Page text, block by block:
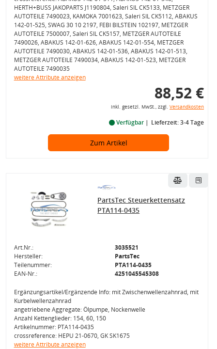
HERTH+BUSS JAKOPARTS J1190804, Saleri SIL CK5133, METZGER
AUTOTEILE 7490023, KAMOKA 7001623, Saleri SIL CK5112, ABAKUS
142-01-525, SWAG 30 10 2197, FEBI BILSTEIN 102197, METZGER
AUTOTEILE 7500007, Saleri SIL CK5157, METZGER AUTOTEILE
7490026, ABAKUS 142-01-626, ABAKUS 142-01-554, METZGER
AUTOTEILE 7490030, ABAKUS 142-01-536, ABAKUS 142-01-513,
METZGER AUTOTEILE 7490034, ABAKUS 142-01-523, METZGER
AUTOTEILE 7490035
weitere Attribute anzeigen
88,52 €
inkl. gesetzl. MwSt., zzgl. Versandkosten
Verfügbar Lieferzeit: 3-4 Tage
Zum Artikel
PartsTec Steuerkettensatz
PTA114-0435
Art.Nr.:
3035521
Hersteller:
PartsTec
Teilenummer:
PTA114-0435
EAN-Nr.:
4251045545308
Ergänzungsartikel/Ergänzende Info: mit Zwischenwellenzahnrad, mit
Kurbelwellenzahnrad
angetriebene Aggregate: Ölpumpe, Nockenwelle
Anzahl Kettenglieder: 154, 60, 150
Artikelnummer: PTA114-0435
crossreference: HEPU 21-0670, GK SK1675
weitere Attribute anzeigen